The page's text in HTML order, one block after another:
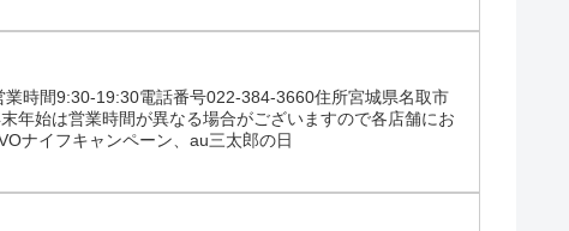
時間9:30-19:30電話番号022-384-3660住所宮城県名取市
年始は営業時間が異なる場合がございますので各店舗にお
ナイフキャンペーン、au三太郎の日